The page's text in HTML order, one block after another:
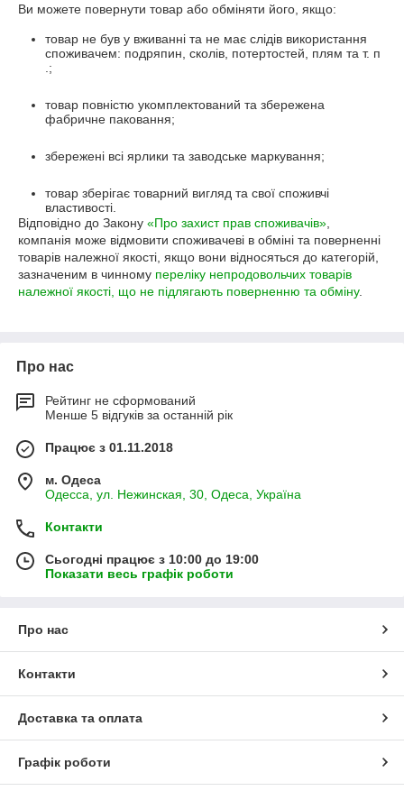
Ви можете повернути товар або обміняти його, якщо:
товар не був у вживанні та не має слідів використання
споживачем: подряпин, сколів, потертостей, плям та т. п
.;
товар повністю укомплектований та збережена
фабричне паковання;
збережені всі ярлики та заводське маркування;
товар зберігає товарний вигляд та свої споживчі
властивості.
Відповідно до Закону «Про захист прав споживачів»
компанія може відмовити споживачеві в обміні та поверненні
товарів належної якості, якщо вони відносяться до категорій,
зазначеним в чинному переліку непродовольчих товарів
належної якості, що не підлягають поверненню та обміну.
Про нас
Рейтинг не сформований
Менше 5 відгуків за останній рік
Працює з 01.11.2018
м. Одеса
Одесса, ул. Нежинская, 30, Одеса, Україна
Контакти
Сьогодні працює з 10:00 до 19:00
Показати весь графік роботи
Про нас
Контакти
Доставка та оплата
Графік роботи